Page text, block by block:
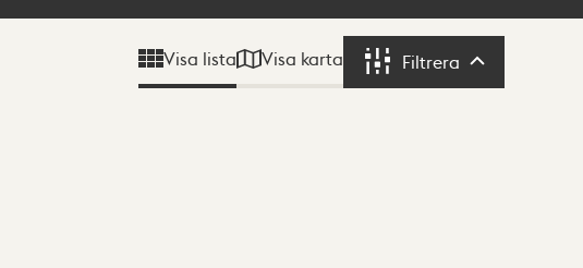
Visa lista Visa karta Filtrera Filtrera